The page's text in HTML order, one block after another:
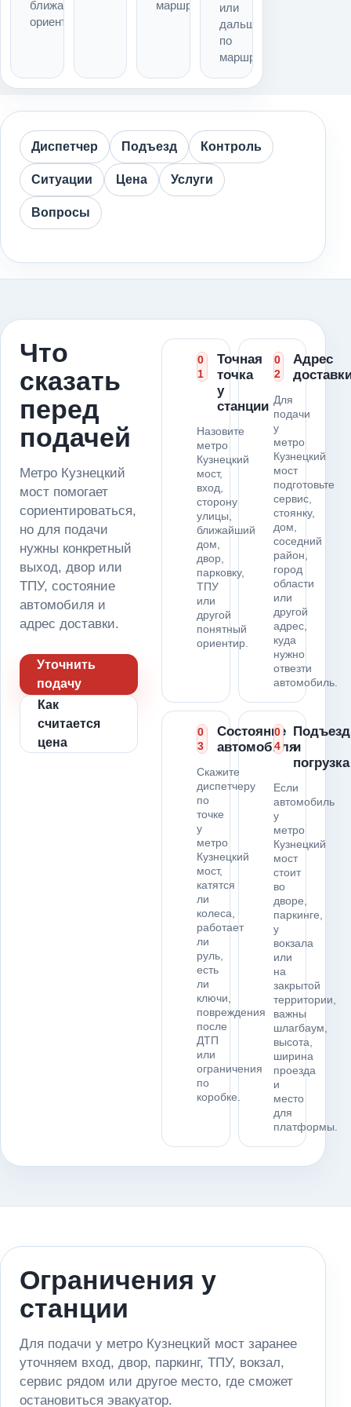
ближайший
ориентир
маршрута
или
дальше
по
маршруту
Диспетчер Подъезд Контроль
Ситуации Цена Услуги
Вопросы
Что
сказать
перед
подачей
Метро Кузнецкий
мост помогает
сориентироваться,
но для подачи
нужны конкретный
выход, двор или
ТПУ, состояние
автомобиля и
адрес доставки.
Уточнить
подачу
Как
считается
цена
0
1
Точная
точка
у
станции
Назовите
метро
Кузнецкий
мост,
вход,
сторону
улицы,
ближайший
дом,
двор,
парковку,
ТПУ
или
другой
понятный
ориентир.
0
2
Адрес
Для
подачи
у
метро
Кузнецкий
мост
подготовьте
сервис,
стоянку,
дом,
соседний
район,
город
области
или
другой
адрес,
куда
нужно
отвезти
автомобиль.
0
3
Состояние
автомобиля
Скажите
диспетчеру
по
точке
у
метро
Кузнецкий
мост,
катятся
ли
колеса,
работает
ли
руль,
есть
ли
ключи,
повреждения
после
ДТП
или
ограничения
по
коробке.
0
4
Подъезд
и
погрузка
Если
автомобиль
у
метро
Кузнецкий
мост
стоит
во
дворе,
паркинге,
у
вокзала
или
на
закрытой
территории,
важны
шлагбаум,
высота,
ширина
проезда
и
место
для
платформы.
Ограничения у
станции
Для подачи у метро Кузнецкий мост заранее
уточняем вход, двор, паркинг, ТПУ, вокзал,
сервис рядом или другое место, где сможет
остановиться эвакуатор.